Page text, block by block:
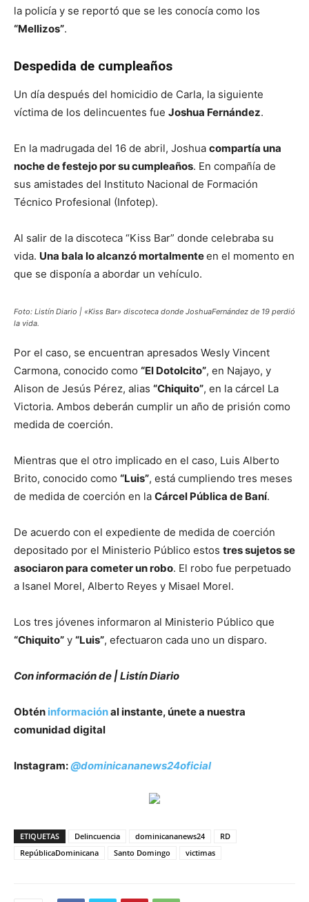
la policía y se reportó que se les conocía como los
“Mellizos”.
Despedida de cumpleaños
Un día después del homicidio de Carla, la siguiente
víctima de los delincuentes fue Joshua Fernández.
En la madrugada del 16 de abril, Joshua compartía una
noche de festejo por su cumpleaños. En compañía de
sus amistades del Instituto Nacional de Formación
Técnico Profesional (Infotep).
Al salir de la discoteca “Kiss Bar” donde celebraba su
vida. Una bala lo alcanzó mortalmenteen el momento en
que se disponía a abordar un vehículo.
Foto: Listín Diario | «Kiss Bar» discoteca donde JoshuaFernández de 19 perdió
la vida.
Por el caso, se encuentran apresados Wesly Vincent
Carmona, conocido como “El Dotolcito”, en Najayo, y
Alison de Jesús Pérez, alias “Chiquito”, en la cárcel La
Victoria. Ambos deberán cumplir un año de prisión como
medida de coerción.
Mientras que el otro implicado en el caso, Luis Alberto
Brito, conocido como “Luis”, está cumpliendo tres meses
de medida de coerción en la Cárcel Pública de Baní.
De acuerdo con el expediente de medida de coerción
depositado por el Ministerio Público estos tres sujetos se
asociaron para cometer un robo. El robo fue perpetuado
a Isanel Morel, Alberto Reyes y Misael Morel.
Los tres jóvenes informaron al Ministerio Público que
“Chiquito” y “Luis”, efectuaron cada uno un disparo.
Con información de | Listín Diario
Obtén informaciónal instante, únete a nuestra
comunidad digital
Instagram:@dominicananews24oficial
ETIQUETAS Delincuencia dominicananews24
RD
RepúblicaDominicana
Santo Domingo victimas